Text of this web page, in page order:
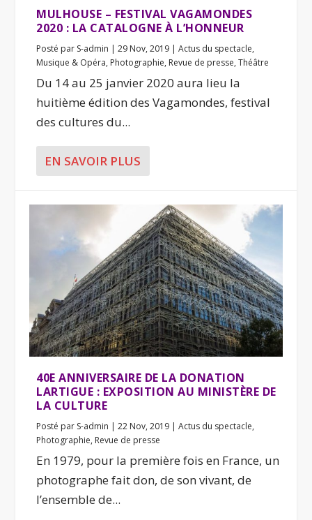
MULHOUSE – FESTIVAL VAGAMONDES
2020 : LA CATALOGNE À L’HONNEUR
Posté par S-admin |29 Nov, 2019 |Actus du spectacle,
Musique & Opéra, Photographie, Revue de presse,Théâtre
Du 14 au 25 janvier 2020 aura lieu la
huitième édition des Vagamondes, festival
des cultures du...
EN SAVOIR PLUS
40E ANNIVERSAIRE DE LA DONATION
LARTIGUE : EXPOSITION AU MINISTÈRE DE
LA CULTURE
Posté par S-admin |22 Nov, 2019 |Actus du spectacle,
Photographie, Revue de presse
En 1979, pour la première fois en France, un
photographe fait don, de son vivant, de
l’ensemble de...